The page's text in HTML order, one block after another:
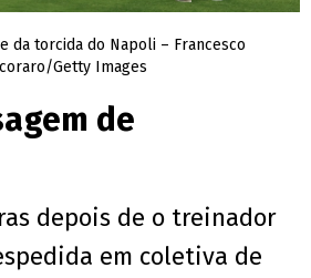
da torcida do Napoli – Francesco
Getty Images
de
depois de o treinador
em coletiva de